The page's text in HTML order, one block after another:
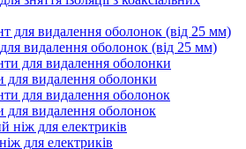
видалення оболонок (від 25 мм)
для видалення оболонки
для видалення оболонок
для електриків